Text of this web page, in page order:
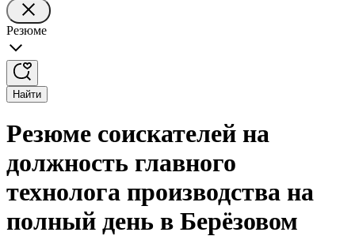
Резюме
Найти
Резюме соискателей на
должность главного
технолога производства на
полный день в Берёзовом